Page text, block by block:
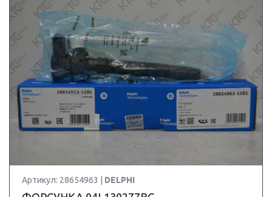
Артикул: 28654963 | DELPHI